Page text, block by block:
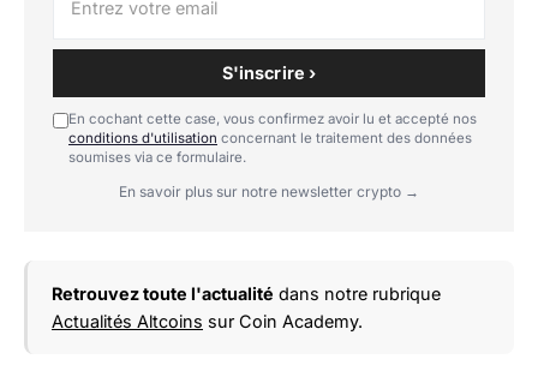
S'inscrire ›
En cochant cette case, vous confirmez avoir lu et accepté nos
conditions d'utilisation concernant le traitement des données
soumises via ce formulaire.
En savoir plus sur notre newsletter crypto →
Retrouvez toute l'actualité dans notre rubrique
Actualités Altcoins sur Coin Academy.